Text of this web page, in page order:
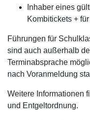
Inhaber eines
Kombitickets +
Führungen für
sind auch außerhalb
Terminabsprache
nach Voranmeldung
Weitere Informationen
und Entgeltordnung.